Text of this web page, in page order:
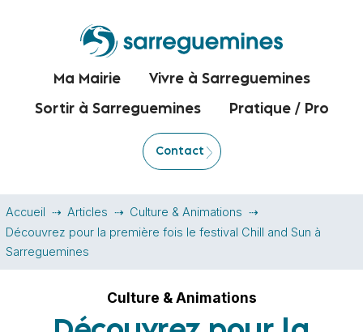
Ma Mairie Vivre à Sarreguemines
Sortir à Sarreguemines Pratique / Pro
Contact
Accueil Articles
Culture & Animations
Découvrez pour la première fois le festival Chill and Sun à
Sarreguemines
Culture & Animations